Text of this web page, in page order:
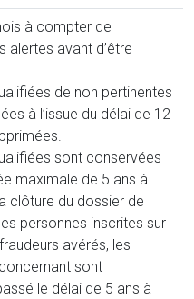
à compter de
alertes avant d’être
de non pertinentes
à l’issue du délai de 12
sont conservées
maximale de 5 ans à
clôture du dossier de
personnes inscrites sur
avérés, les
sont
le délai de 5 ans à